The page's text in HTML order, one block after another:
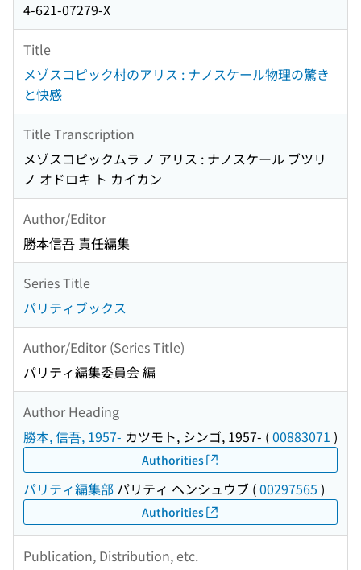
4-621-07279-X
Title
メゾスコピック村のアリス : ナノスケール物理の驚き
と快感
Title Transcription
メゾスコピックムラ ノ アリス : ナノスケール ブツリ
ノ オドロキ ト カイカン
Author/Editor
勝本信吾 責任編集
Series Title
パリティブックス
Author/Editor (Series Title)
パリティ編集委員会 編
Author Heading
勝本, 信吾, 1957- カツモト, シンゴ, 1957- (00883071 )
Authorities
パリティ編集部 パリティ ヘンシュウブ (00297565 )
Authorities
Publication, Distribution, etc.